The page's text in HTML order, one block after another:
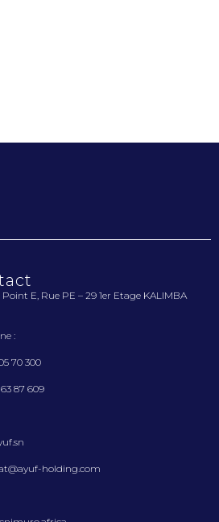
E, Rue PE – 29 1er Etage KALIMBA
:
70 300
87 609
holding.com